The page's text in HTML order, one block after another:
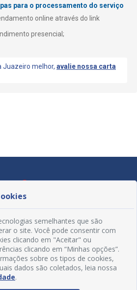
para o processamento do serviço
online através do link
presencial;
Juazeiro melhor, avalie nossa carta
semelhantes que são
o site. Você pode consentir com
clicando em "Aceitar" ou
clicando em “Minhas opções”.
sobre os tipos de cookies,
dados são coletados, leia nossa
.